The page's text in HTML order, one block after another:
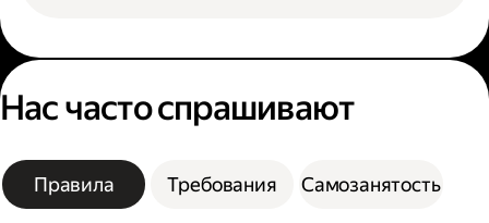
Нас часто спрашивают
Правила Требования Самозанятость